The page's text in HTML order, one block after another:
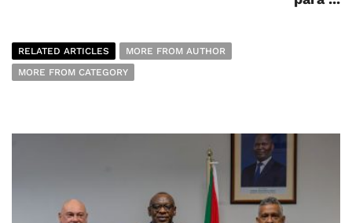
RELATED ARTICLES
MORE FROM AUTHOR
MORE FROM CATEGORY